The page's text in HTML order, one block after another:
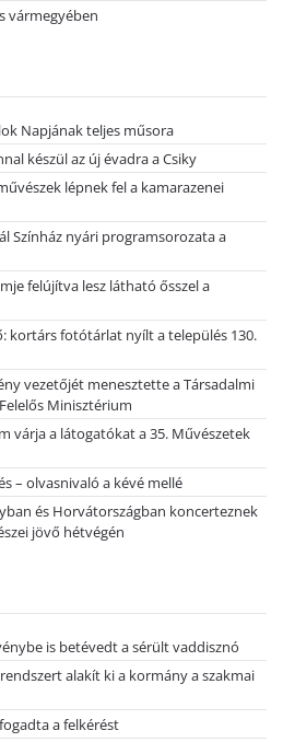
vármegyében
Napjának teljes műsora
készül az új évadra a Csiky
lépnek fel a kamarazenei
Színház nyári programsorozata a
felújítva lesz látható ősszel a
kortárs fotótárlat nyílt a település 130.
vezetőjét menesztette a Társadalmi
Minisztérium
várja a látogatókat a 35. Művészetek
– olvasnivaló a kévé mellé
és Horvátországban koncerteznek
jövő hétvégén
is betévedt a sérült vaddisznó
alakít ki a kormány a szakmai
a felkérést